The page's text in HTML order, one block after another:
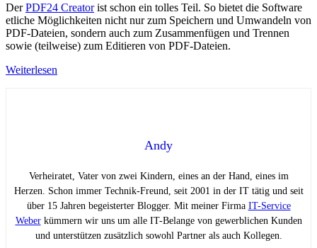
DerPDF24 Creatorist schon ein tolles Teil. So bietet die Software
etliche Möglichkeiten nicht nur zum Speichern und Umwandeln von
PDF-Dateien, sondern auch zum Zusammenfügen und Trennen
sowie (teilweise) zum Editieren von PDF-Dateien.
Weiterlesen
Andy
Verheiratet, Vater von zwei Kindern, eines an der Hand, eines im
Herzen. Schon immer Technik-Freund, seit 2001 in der IT tätig und seit
über 15 Jahren begeisterter Blogger. Mit meiner Firma IT-Service
Weberkümmern wir uns um alle IT-Belange von gewerblichen Kunden
und unterstützen zusätzlich sowohl Partner als auch Kollegen.